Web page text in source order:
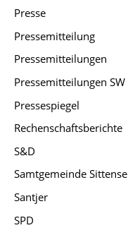
Presse
Pressemitteilung
Pressemitteilungen
Pressemitteilungen SW
Pressespiegel
Rechenschaftsberichte
S&D
Samtgemeinde
Santjer
SPD